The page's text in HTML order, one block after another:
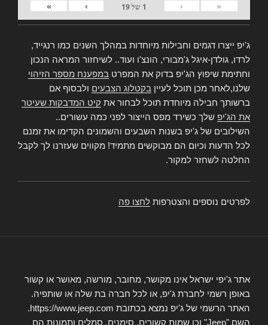
«
‹
1 של19
›
»
ג'יפ ייצרו דגמים וחבילות מיוחדות במהלך השנים כמו רנגייד,
לרדו, גולדן-איגל ג'מבורי, הונצ'ו ועוד.. לשיחזור המראה הנכון
וחתימת שיפוץ הג'יפ בדוק את המפרט במפענח מספר הזיהוי
שלנו,לאחר מכן תוכל לעיין בקטלוג הצבעים ולבסוף אם
ברשותך חבילה מיוחדת תוכל לבחור את קיט המדבקות שעיטר
את הג'יפ שלך כשירד מפס הייצור לפני כמה עשורים..
השילובים של ג'יפ בשנות השבעים והשמונים הקדימו את זמנם
לכל הדעות וכיום הם מבוקשים מתמיד! מקווים שעזרנו לך לקבל
החלטה לשחזר למקור.
לפרטים נוספים והצטרפות לחצו פה
אתר ג'יפי ישראל אינו מקושר, מחובר, מורשה, מאושר או קשור
באופן רשמי לחברת ג'יפ, או לכל חברה בת שלה או שותפיה.
האתר הרשמי של ג'יפ נמצא בכתובת https://www.jeep.com.
השם "Jeep" וכן שמות קשורים, סימנים, סמלים ותמונות הם